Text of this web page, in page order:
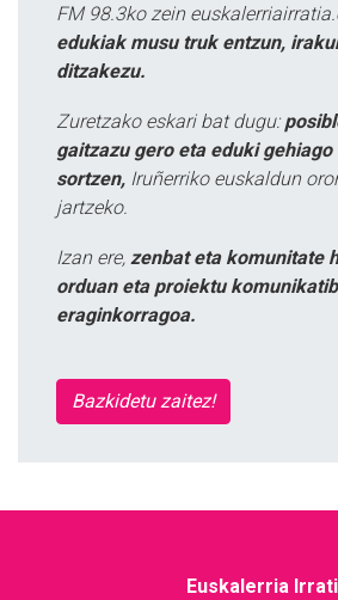
FM 98.3ko zein
edukiak musu truk entzun,
ditzakezu.
Zuretzako eskari bat dugu:
gaitzazu gero eta eduki
sortzen, Iruñerriko euskaldun
jartzeko.
Izan ere, zenbat eta komunitate
orduan eta proiektu
eraginkorragoa.
Bazkidetu zaitez!
Euskalerria